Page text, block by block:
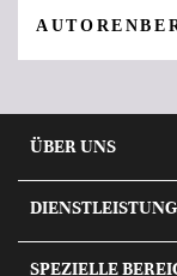
ÜBER UNS
SPEZIELLE